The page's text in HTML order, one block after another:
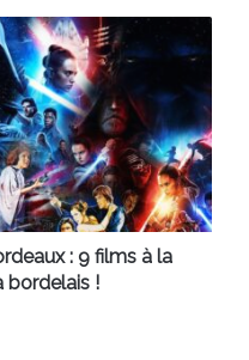
: 9 films à la
bordelais !